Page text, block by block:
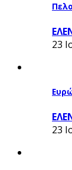
23
23